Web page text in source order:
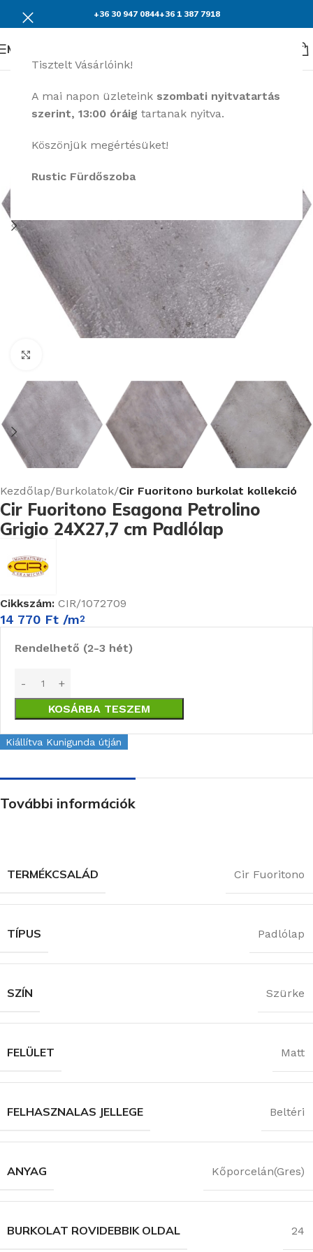
Tisztelt Vásárlóink!
A mai napon üzleteink szombati nyitvatartás
szerint, 13:00 óráig tartanak nyitva.
Köszönjük megértésüket!
Rustic Fürdőszoba
+36 30 947 0844+36 1 387 7918
Menü
Kezdőlap Burkolatok Cir Fuoritono burkolat kollekció
Cir Fuoritono Esagona Petrolino
Grigio 24X27,7 cm Padlólap
Cikkszám: CIR/1072709
14 770 Ft /m2
Rendelhető (2-3 hét)
KOSÁRBA TESZEM
Kiállítva Kunigunda útján
További információk
TERMÉKCSALÁD Cir Fuoritono
TÍPUS Padlólap
SZÍN Szürke
FELÜLET Matt
FELHASZNALAS JELLEGE Beltéri
ANYAG Kőporcelán(Gres)
BURKOLAT ROVIDEBBIK OLDAL 24